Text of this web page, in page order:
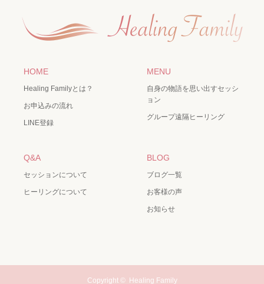
HOME
Healing Familyとは？
お申込みの流れ
LINE登録
MENU
自身の物語を思い出すセッシ
ョン
グループ遠隔ヒーリング
Q&A
セッションについて
ヒーリングについて
BLOG
ブログ一覧
お客様の声
お知らせ
Copyright © Healing Family